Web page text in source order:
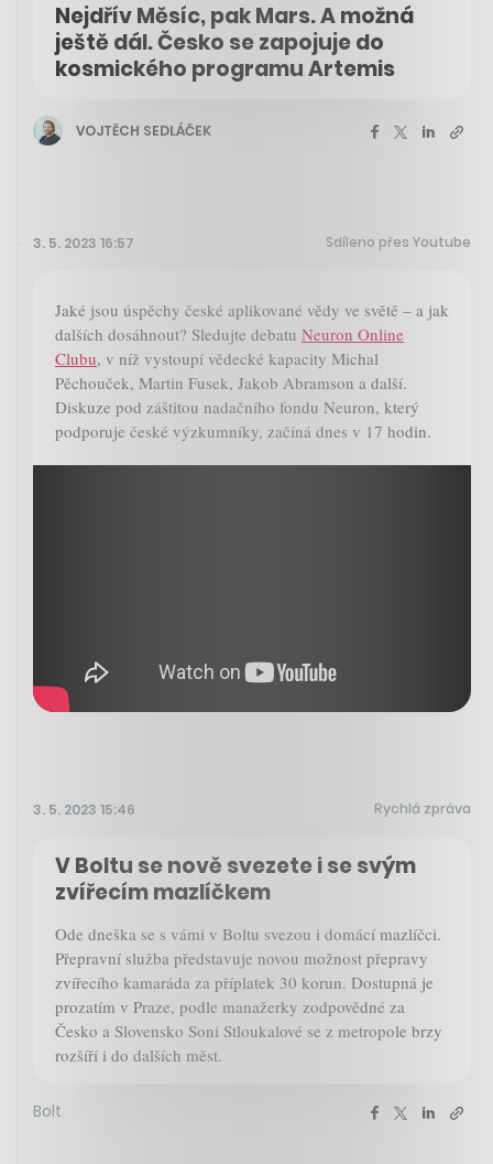
Nejdřív Měsíc, pak Mars. A možná
ještě dál. Česko se zapojuje do
kosmického programu Artemis
VOJTĚCH SEDLÁČEK
3. 5. 2023 16:57 Sdíleno přes Youtube
Jaké jsou úspěchy české aplikované vědy ve světě – a jak
dalších dosáhnout? Sledujte debatu Neuron Online
Clubu, v níž vystoupí vědecké kapacity Michal
Pěchouček, Martin Fusek, Jakob Abramson a další.
Diskuze pod záštitou nadačního fondu Neuron, který
podporuje české výzkumníky, začíná dnes v 17 hodin.
3. 5. 2023 15:46 Rychlá zpráva
V Boltu se nově svezete i se svým
zvířecím mazlíčkem
Ode dneška se s vámi v Boltu svezou i domácí mazlíčci.
Přepravní služba představuje novou možnost přepravy
zvířecího kamaráda za příplatek 30 korun. Dostupná je
prozatím v Praze, podle manažerky zodpovědné za
Česko a Slovensko Soni Stloukalové se z metropole brzy
rozšíří i do dalších měst.
Bolt